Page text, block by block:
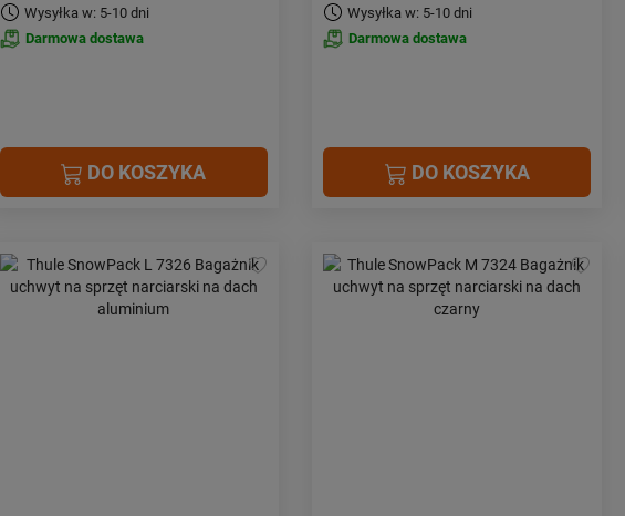
Wysyłka w: 5-10 dni
Darmowa dostawa
DO KOSZYKA
Wysyłka w: 5-10 dni
Darmowa dostawa
DO KOSZYKA